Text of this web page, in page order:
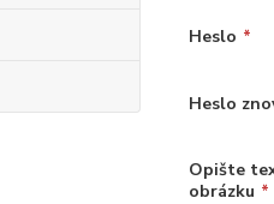
Heslo *
Heslo
Opište
obrázku *